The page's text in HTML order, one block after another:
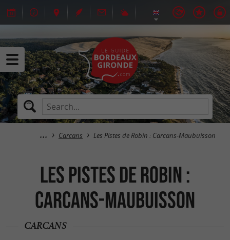
Carcans Les Pistes de Robin : Carcans-Maubuisson
Les Pistes de Robin :
Carcans-Maubuisson
CARCANS